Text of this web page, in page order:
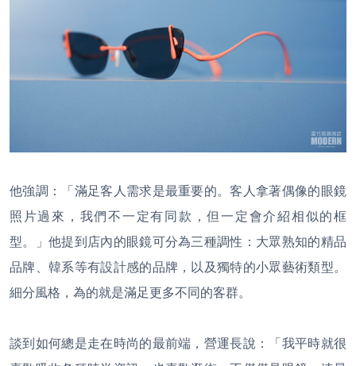
他強調：「滿足客人需求是最重要的。客人拿著偶像的眼鏡
照片過來，我們不一定有同款，但一定會介紹相似的框
型。」他提到店內的眼鏡可分為三種調性：大眾熟知的精品
品牌、韓系等有設計感的品牌，以及獨特的小眾藝術類型。
細分風格，為的就是滿足更多不同的客群。
談到如何總是走在時尚的最前端，營運長說：「我平時就很